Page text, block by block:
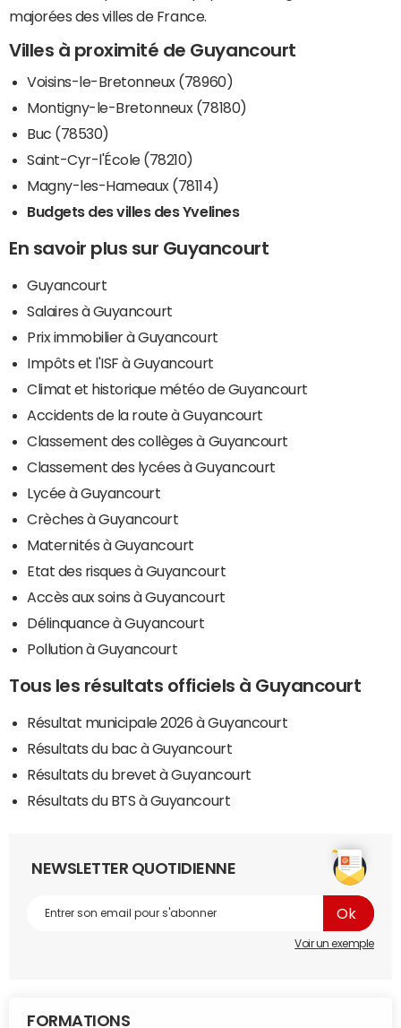
majorées des villes de France.
Villes à proximité de Guyancourt
Voisins-le-Bretonneux (78960)
Montigny-le-Bretonneux (78180)
Buc (78530)
Saint-Cyr-l'École (78210)
Magny-les-Hameaux (78114)
Budgets des villes des Yvelines
En savoir plus sur Guyancourt
Guyancourt
Salaires à Guyancourt
Prix immobilier à Guyancourt
Impôts et l'ISF à Guyancourt
Climat et historique météo de Guyancourt
Accidents de la route à Guyancourt
Classement des collèges à Guyancourt
Classement des lycées à Guyancourt
Lycée à Guyancourt
Crèches à Guyancourt
Maternités à Guyancourt
Etat des risques à Guyancourt
Accès aux soins à Guyancourt
Délinquance à Guyancourt
Pollution à Guyancourt
Tous les résultats officiels à Guyancourt
Résultat municipale 2026 à Guyancourt
Résultats du bac à Guyancourt
Résultats du brevet à Guyancourt
Résultats du BTS à Guyancourt
NEWSLETTER QUOTIDIENNE
Voir un exemple
FORMATIONS